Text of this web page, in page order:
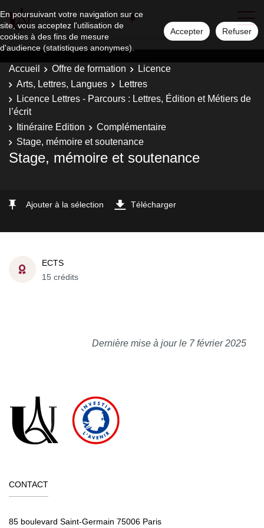
En poursuivant votre navigation sur ce
site, vous acceptez l'utilisation de
cookies à des fins de mesure
d'audience (statistiques anonymes).
Accepter Refuser
Accueil Offre de formation
Licence
Arts, Lettres, Langues
Lettres
Licence Lettres - Parcours : Lettres, Édition et Métiers de
l’écrit
Itinéraire Edition
Complémentaire
Stage, mémoire et soutenance
Stage, mémoire et soutenance
Ajouter à la sélection Télécharger
ECTS
15 crédits
Dernière mise à jour le 7 février 2025
CONTACT
85 boulevard Saint-Germain 75006 Paris